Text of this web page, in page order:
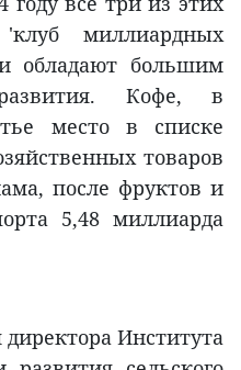
миллиардных
обладают большим
Кофе, в
место в списке
товаров
после фруктов и
5,48 миллиарда
Института